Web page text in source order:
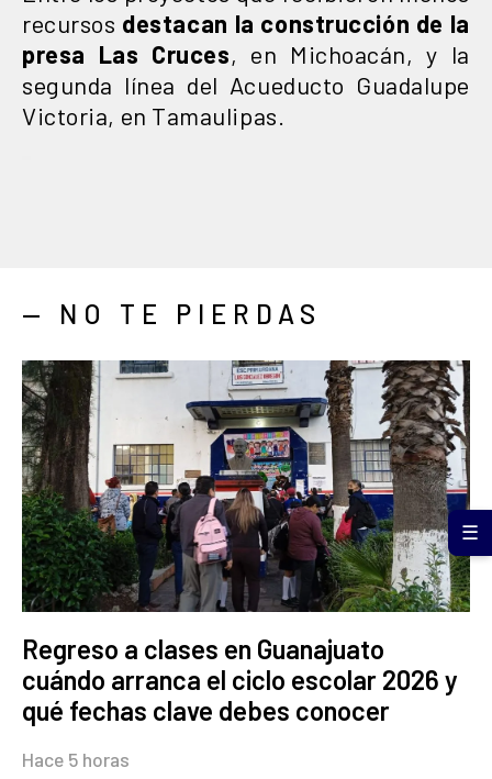
recursos destacan la construcción de la
presa Las Cruces, en Michoacán, y la
segunda línea del Acueducto Guadalupe
Victoria, en Tamaulipas.
— NO TE PIERDAS
Regreso a clases en Guanajuato
cuándo arranca el ciclo escolar 2026 y
qué fechas clave debes conocer
Hace 5 horas
☰